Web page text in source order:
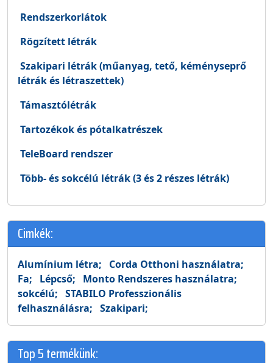
Rendszerkorlátok
Rögzített létrák
Szakipari létrák (műanyag, tető, kéményseprő
létrák és létraszettek)
Támasztólétrák
Tartozékok és pótalkatrészek
TeleBoard rendszer
Több- és sokcélú létrák (3 és 2 részes létrák)
Cimkék:
Alumínium létra;
Corda Otthoni használatra;
Fa;
Lépcső;
Monto Rendszeres használatra;
sokcélú; STABILO Professzionális
felhasználásra; Szakipari;
Top 5 termékünk: